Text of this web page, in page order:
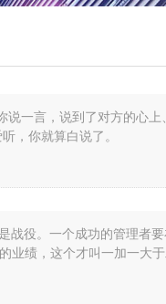
冷轧卷板
花纹板
说一言，说到了对方的心上
，你就算白说了。
战役。一个成功的管理者要
业绩，这个才叫一加一大于